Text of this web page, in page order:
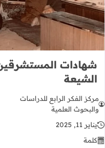
شهادات
الشيعة
مركز الفكر الرابع للدراسات
والبحوث العلمية
يناير 11, 2025
كلمة